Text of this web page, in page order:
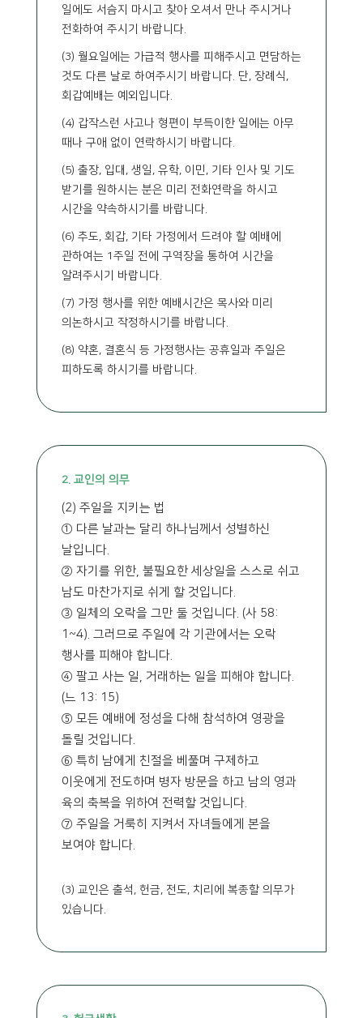
일에도 서슴지 마시고 찾아 오셔서 만나 주시거나
전화하여 주시기 바랍니다.
(3) 월요일에는 가급적 행사를 피해주시고 면담하는
것도 다른 날로 하여주시기 바랍니다. 단, 장례식,
회갑예배는 예외입니다.
(4) 갑작스런 사고나 형편이 부득이한 일에는 아무
때나 구애 없이 연락하시기 바랍니다.
(5) 출장, 입대, 생일, 유학, 이민, 기타 인사 및 기도
받기를 원하시는 분은 미리 전화연락을 하시고
시간을 약속하시기를 바랍니다.
(6) 추도, 회갑, 기타 가정에서 드려야 할 예배에
관하여는 1주일 전에 구역장을 통하여 시간을
알려주시기 바랍니다.
(7) 가정 행사를 위한 예배시간은 목사와 미리
의논하시고 작정하시기를 바랍니다.
(8) 약혼, 결혼식 등 가정행사는 공휴일과 주일은
피하도록 하시기를 바랍니다.
2. 교인의 의무
(2) 주일을 지키는 법
① 다른 날과는 달리 하나님께서 성별하신
날입니다.
② 자기를 위한, 불필요한 세상일을 스스로 쉬고
남도 마찬가지로 쉬게 할 것입니다.
③ 일체의 오락을 그만 둘 것입니다. (사 58:
1~4). 그러므로 주일에 각 기관에서는 오락
행사를 피해야 합니다.
④ 팔고 사는 일, 거래하는 일을 피해야 합니다.
(느 13: 15)
⑤ 모든 예배에 정성을 다해 참석하여 영광을
돌릴 것입니다.
⑥ 특히 남에게 친절을 베풀며 구제하고
이웃에게 전도하며 병자 방문을 하고 남의 영과
육의 축복을 위하여 전력할 것입니다.
⑦ 주일을 거룩히 지켜서 자녀들에게 본을
보여야 합니다.
(3) 교인은 출석, 헌금, 전도, 치리에 복종할 의무가
있습니다.